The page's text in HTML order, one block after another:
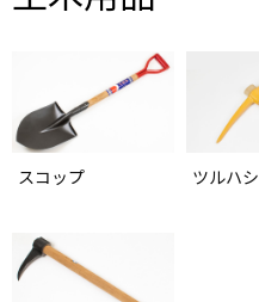
スコップ ツルハシ